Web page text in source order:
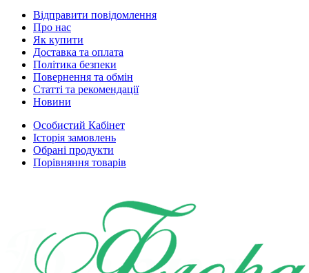
Відправити повідомлення
Про нас
Як купити
Доставка та оплата
Політика безпеки
Повернення та обмін
Статті та рекомендації
Новини
Особистий Кабінет
Історія замовлень
Обрані продукти
Порівняння товарів